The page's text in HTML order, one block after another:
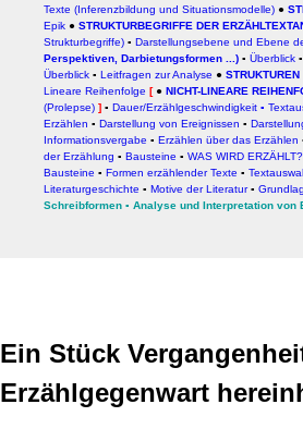
Texte (Inferenzbildung und Situationsmodelle) ●
Epik ● STRUKTURBEGRIFFE DER
Strukturbegriffe) ▪ Darstellungsebene und Ebene
Perspektiven, Darbietungsformen ...) ▪ Überblick
Überblick ▪ Leitfragen zur Analyse ● STRUKTUREN
Lineare Reihenfolge [● NICHT-LINEARE
(Prolepse) ] ▪ Dauer/Erzählgeschwindigkeit ▪
Erzählen ▪ Darstellung von Ereignissen ▪
Informationsvergabe ▪ Erzählen über das Erzählen
der Erzählung ▪ Bausteine ▪ WAS WIRD
Bausteine ▪ Formen erzählender Texte ▪
Literaturgeschichte ▪ Motive der Literatur▪
Schreibformen ▪ Analyse und Interpretation
Ein Stück
Erzählgegenwart